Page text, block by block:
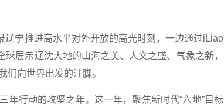
宁推进高水平对外开放的高光时刻，一边通过iLiao
展示辽沈大地的山海之美、人文之盛、气象之新，
们向世界出发的注脚。
行动的攻坚之年。这一年，聚焦新时代“六地”目标